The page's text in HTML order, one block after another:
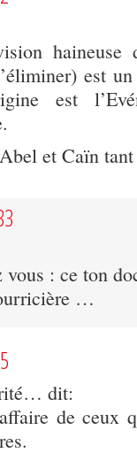
haineuse
est
est
et Caïn tant
vous : ce ton
…
dit:
de ceux